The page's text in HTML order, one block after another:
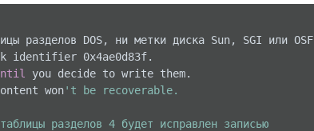
разделов DOS, ни метки диска Sun, SGI или OSF
identifier 0x4ae0d83f.
you decide to write them.
won't be recoverable.
разделов 4 будет исправлен записью